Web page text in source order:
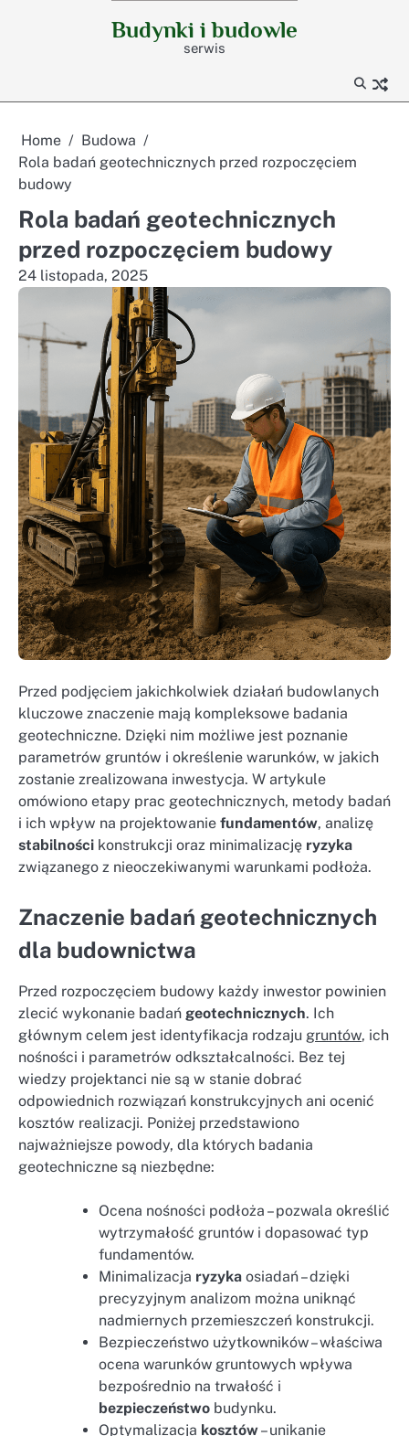
Budynki i budowle
serwis
Home
Budowa
Rola badań geotechnicznych przed rozpoczęciem
budowy
Rola badań geotechnicznych
przed rozpoczęciem budowy
24 listopada, 2025
Przed podjęciem jakichkolwiek działań budowlanych
kluczowe znaczenie mają kompleksowe badania
geotechniczne. Dzięki nim możliwe jest poznanie
parametrów gruntów i określenie warunków, w jakich
zostanie zrealizowana inwestycja. W artykule
omówiono etapy prac geotechnicznych, metody badań
i ich wpływ na projektowanie fundamentów, analizę
stabilności konstrukcji oraz minimalizację ryzyka
związanego z nieoczekiwanymi warunkami podłoża.
Znaczenie badań geotechnicznych
dla budownictwa
Przed rozpoczęciem budowy każdy inwestor powinien
zlecić wykonanie badań geotechnicznych. Ich
głównym celem jest identyfikacja rodzaju gruntów, ich
nośności i parametrów odkształcalności. Bez tej
wiedzy projektanci nie są w stanie dobrać
odpowiednich rozwiązań konstrukcyjnych ani ocenić
kosztów realizacji. Poniżej przedstawiono
najważniejsze powody, dla których badania
geotechniczne są niezbędne:
Ocena nośności podłoża – pozwala określić
wytrzymałość gruntów i dopasować typ
fundamentów.
Minimalizacja ryzyka osiadań – dzięki
precyzyjnym analizom można uniknąć
nadmiernych przemieszczeń konstrukcji.
Bezpieczeństwo użytkowników – właściwa
ocena warunków gruntowych wpływa
bezpośrednio na trwałość i
bezpieczeństwo budynku.
Optymalizacja kosztów– unikanie